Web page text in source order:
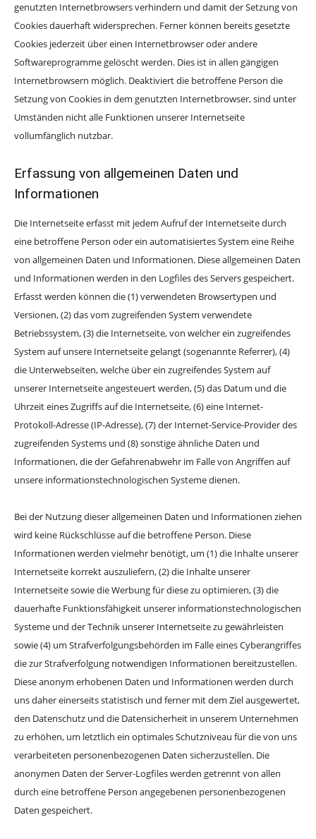
genutzten Internetbrowsers verhindern und damit der Setzung von
Cookies dauerhaft widersprechen. Ferner können bereits gesetzte
Cookies jederzeit über einen Internetbrowser oder andere
Softwareprogramme gelöscht werden. Dies ist in allen gängigen
Internetbrowsern möglich. Deaktiviert die betroffene Person die
Setzung von Cookies in dem genutzten Internetbrowser, sind unter
Umständen nicht alle Funktionen unserer Internetseite
vollumfänglich nutzbar.
Erfassung von allgemeinen Daten und
Informationen
Die Internetseite erfasst mit jedem Aufruf der Internetseite durch
eine betroffene Person oder ein automatisiertes System eine Reihe
von allgemeinen Daten und Informationen. Diese allgemeinen Daten
und Informationen werden in den Logfiles des Servers gespeichert.
Erfasst werden können die (1) verwendeten Browsertypen und
Versionen, (2) das vom zugreifenden System verwendete
Betriebssystem, (3) die Internetseite, von welcher ein zugreifendes
System auf unsere Internetseite gelangt (sogenannte Referrer), (4)
die Unterwebseiten, welche über ein zugreifendes System auf
unserer Internetseite angesteuert werden, (5) das Datum und die
Uhrzeit eines Zugriffs auf die Internetseite, (6) eine Internet-
Protokoll-Adresse (IP-Adresse), (7) der Internet-Service-Provider des
zugreifenden Systems und (8) sonstige ähnliche Daten und
Informationen, die der Gefahrenabwehr im Falle von Angriffen auf
unsere informationstechnologischen Systeme dienen.
Bei der Nutzung dieser allgemeinen Daten und Informationen ziehen
wird keine Rückschlüsse auf die betroffene Person. Diese
Informationen werden vielmehr benötigt, um (1) die Inhalte unserer
Internetseite korrekt auszuliefern, (2) die Inhalte unserer
Internetseite sowie die Werbung für diese zu optimieren, (3) die
dauerhafte Funktionsfähigkeit unserer informationstechnologischen
Systeme und der Technik unserer Internetseite zu gewährleisten
sowie (4) um Strafverfolgungsbehörden im Falle eines Cyberangriffes
die zur Strafverfolgung notwendigen Informationen bereitzustellen.
Diese anonym erhobenen Daten und Informationen werden durch
uns daher einerseits statistisch und ferner mit dem Ziel ausgewertet,
den Datenschutz und die Datensicherheit in unserem Unternehmen
zu erhöhen, um letztlich ein optimales Schutzniveau für die von uns
verarbeiteten personenbezogenen Daten sicherzustellen. Die
anonymen Daten der Server-Logfiles werden getrennt von allen
durch eine betroffene Person angegebenen personenbezogenen
Daten gespeichert.